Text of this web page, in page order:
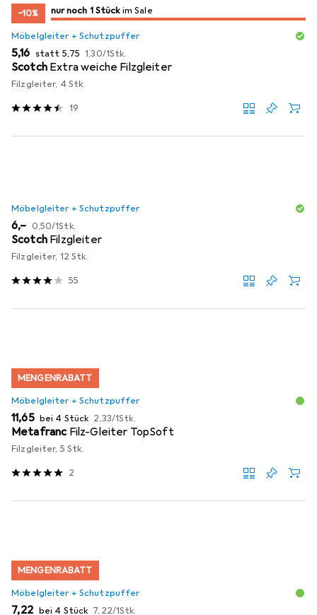
−10% noch 1 Stückim Sale
nur noch 1 Stück im Sale
Möbelgleiter + Schutzpuffer
EUR
5,16 statt EUR
5,75 EUR
1,30/1Stk.
Scotch Extra weiche Filzgleiter
Filzgleiter, 4 Stk.
19
Möbelgleiter + Schutzpuffer
EUR
6,– EUR
0,50/1Stk.
Scotch Filzgleiter
Filzgleiter, 12 Stk.
55
MENGENRABATT
Möbelgleiter + Schutzpuffer
EUR
11,65 bei 4 Stück EUR
2,33/1Stk.
Metafranc Filz-Gleiter TopSoft
Filzgleiter, 5 Stk.
2
MENGENRABATT
Möbelgleiter + Schutzpuffer
EUR
7,22 bei 4 Stück EUR
7,22/1Stk.